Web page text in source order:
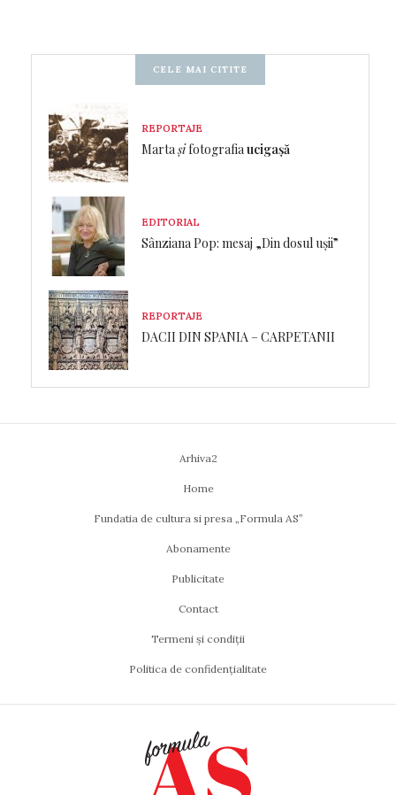
CELE MAI CITITE
REPORTAJE
Martașifotografiaucigașă
EDITORIAL
Sânziana Pop: mesaj „Din dosul ușii”
REPORTAJE
DACII DIN SPANIA – CARPETANII
Arhiva2
Home
Fundatia de cultura si presa „Formula AS”
Abonamente
Publicitate
Contact
Termeni și condiții
Politica de confidențialitate